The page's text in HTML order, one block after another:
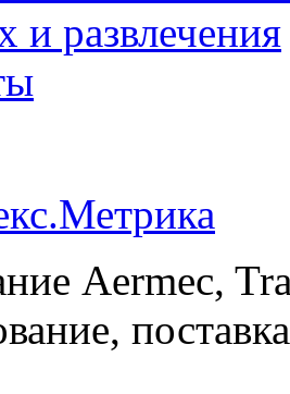
и развлечения
Aermec,